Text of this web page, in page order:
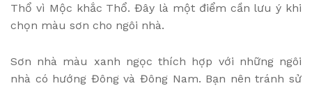
Thổ vì Mộc khắc Thổ. Đây là một điểm cần lưu ý khi
chọn màu sơn cho ngôi nhà.
Sơn nhà màu xanh ngọc thích hợp với những ngôi
nhà có hướng Đông và Đông Nam. Bạn nên tránh sử